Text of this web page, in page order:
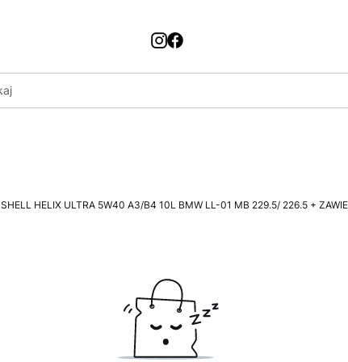
SHELL HELIX ULTRA 5W40 A3/B4 10L BMW LL-01 MB 229.5/ 226.5 +